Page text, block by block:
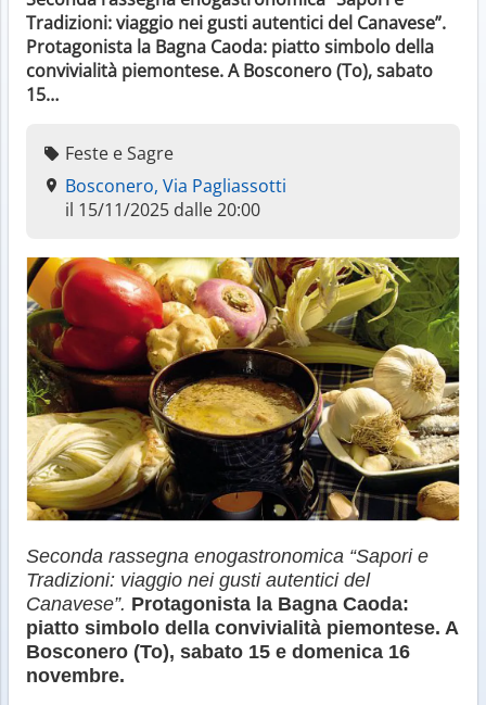
Tradizioni: viaggio nei gusti autentici del Canavese”.
Protagonista la Bagna Caoda: piatto simbolo della
convivialità piemontese. A Bosconero (To), sabato
15…
Feste e Sagre
Bosconero, Via Pagliassotti
il 15/11/2025 dalle 20:00
Seconda rassegna enogastronomica “Sapori e
Tradizioni: viaggio nei gusti autentici del
Canavese”. Protagonista la Bagna Caoda:
piatto simbolo della convivialità piemontese. A
Bosconero (To), sabato 15 e domenica 16
novembre.